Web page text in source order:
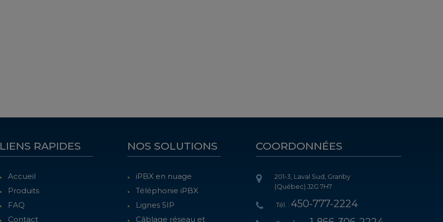
LIENS RAPIDES
Accueil
Produits
FAQ
Contact
NOS SOLUTIONS
iPBX en nuage
Téléphonie iPBX
Lignes SIP
Câblage réseau et
COORDONNÉES
201-3, Laval Sud, Granby
(Québec) J2G 7H7
Tél. : 450-777-2224